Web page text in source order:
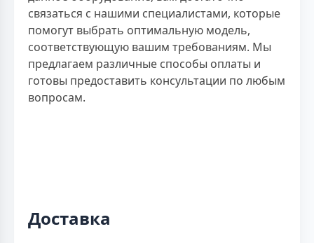
связаться с нашими специалистами, которые
помогут выбрать оптимальную модель,
соответствующую вашим требованиям. Мы
предлагаем различные способы оплаты и
готовы предоставить консультации по любым
вопросам.
Доставка